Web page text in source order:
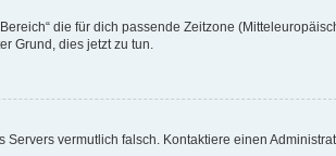
die für dich passende Zeitzone
Grund, dies jetzt zu tun.
vermutlich falsch. Kontaktiere einen